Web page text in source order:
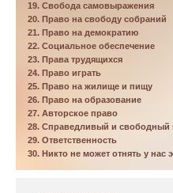
19. Свобода самовыражения
20. Право на свободу собраний
21. Право на демократию
22. Социальное обеспечение
23. Права трудящихся
24. Право играть
25. Право на жилище и пищу
26. Право на образование
27. Авторское право
28. Справедливый и свободный
29. Ответственность
30. Никто не может отнять у нас